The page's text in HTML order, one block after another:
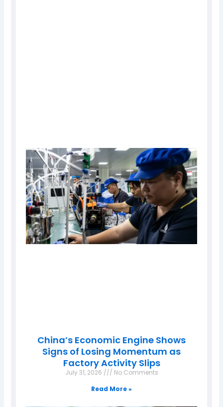
China’s Economic Engine Shows
Signs of Losing Momentum as
Factory Activity Slips
July 31, 2026
No Comments
Read More »